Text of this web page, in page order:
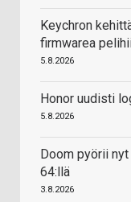
Keychron
firmwarea
5.8.2026
Honor uudisti
5.8.2026
Doom pyörii
64:llä
3.8.2026